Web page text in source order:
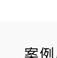
案